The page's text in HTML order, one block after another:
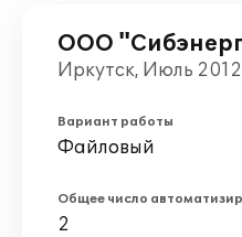
ООО
Иркутск, Июль 2012
Вариант работы
Файловый
Общее число
2